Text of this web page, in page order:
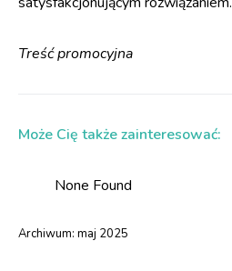
Treść promocyjna
Może Cię także zainteresować:
None Found
Archiwum: maj 2025